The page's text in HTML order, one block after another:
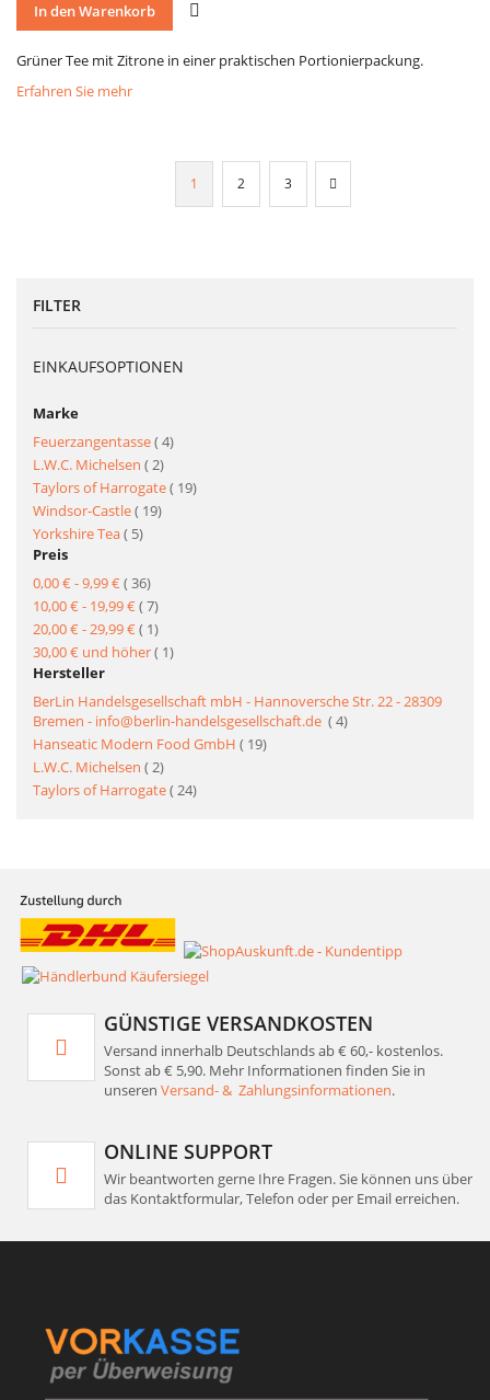
In den Warenkorb
Grüner Tee mit Zitrone in einer praktischen Portionierpackung.
Erfahren Sie mehr
Sie
1 Seite
2 Seite
3 Seite
Weiter
FILTER
EINKAUFSOPTIONEN
Marke
Feuerzangentasse 4Artikel
L.W.C. Michelsen
2Artikel
Taylors of Harrogate
19Artikel
Windsor-Castle
19Artikel
Yorkshire Tea
5Artikel
Preis
0,00 €-9,99 € 36Artikel
10,00 €- 19,99 € 7Artikel
20,00 €-29,99 € 1Artikel
30,00 € und höher 1Artikel
Hersteller
BerLin Handelsgesellschaft mbH - Hannoversche Str. 22 - 28309
Bremen - info@berlin-handelsgesellschaft.de
4Artikel
Hanseatic Modern Food GmbH
19Artikel
L.W.C. Michelsen
2Artikel
Taylors of Harrogate 24Artikel
GÜNSTIGE VERSANDKOSTEN
Versand innerhalb Deutschlands ab € 60,- kostenlos.
Sonst ab € 5,90. Mehr Informationen finden Sie in
unseren Versand- & Zahlungsinformationen.
ONLINE SUPPORT
Wir beantworten gerne Ihre Fragen. Sie können uns über
das Kontaktformular, Telefon oder per Email erreichen.